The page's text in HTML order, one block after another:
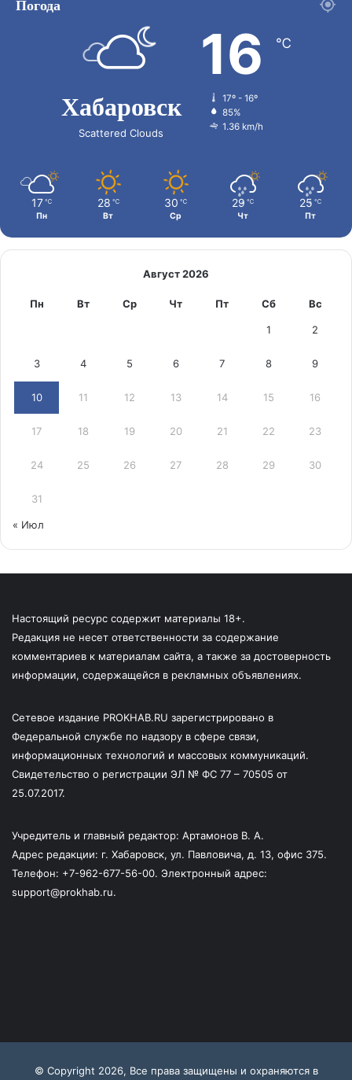
Погода
Хабаровск
Scattered Clouds
16 ℃
17º - 16º
85%
1.36 km/h
17 ℃
Пн
28 ℃
Вт
30 ℃
Ср
29 ℃
Чт
25 ℃
Пт
Август 2026
Пн Вт Ср Чт Пт Сб Вс
1 2
3 4 5 6 7 8 9
10 11 12 13 14 15 16
17 18 19 20 21 22 23
24 25 26 27 28 29 30
31
« Июл
Настоящий ресурс содержит материалы 18+.
Редакция не несет ответственности за содержание
комментариев к материалам сайта, а также за достоверность
информации, содержащейся в рекламных объявлениях.
Сетевое издание PROKHAB.RU зарегистрировано в
Федеральной службе по надзору в сфере связи,
информационных технологий и массовых коммуникаций.
Свидетельство о регистрации ЭЛ № ФС 77 – 70505 от
25.07.2017.
Учредитель и главный редактор: Артамонов В. А.
Адрес редакции: г. Хабаровск, ул. Павловича, д. 13, офис 375.
Телефон: +7-962-677-56-00. Электронный адрес:
support@prokhab.ru.
© Copyright 2026, Все права защищены и охраняются в